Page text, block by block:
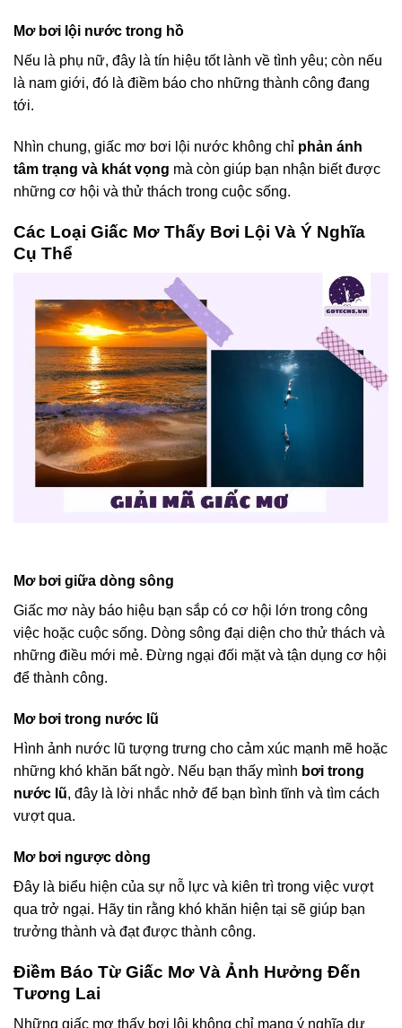
Mơ bơi lội nước trong hồ
Nếu là phụ nữ, đây là tín hiệu tốt lành về tình yêu; còn nếu
là nam giới, đó là điềm báo cho những thành công đang
tới.
Nhìn chung, giấc mơ bơi lội nước không chỉ phản ánh
tâm trạng và khát vọng mà còn giúp bạn nhận biết được
những cơ hội và thử thách trong cuộc sống.
Các Loại Giấc Mơ Thấy Bơi Lội Và Ý Nghĩa
Cụ Thể
Mơ bơi giữa dòng sông
Giấc mơ này báo hiệu bạn sắp có cơ hội lớn trong công
việc hoặc cuộc sống. Dòng sông đại diện cho thử thách và
những điều mới mẻ. Đừng ngại đối mặt và tận dụng cơ hội
để thành công.
Mơ bơi trong nước lũ
Hình ảnh nước lũ tượng trưng cho cảm xúc mạnh mẽ hoặc
những khó khăn bất ngờ. Nếu bạn thấy mình bơi trong
nước lũ, đây là lời nhắc nhở để bạn bình tĩnh và tìm cách
vượt qua.
Mơ bơi ngược dòng
Đây là biểu hiện của sự nỗ lực và kiên trì trong việc vượt
qua trở ngại. Hãy tin rằng khó khăn hiện tại sẽ giúp bạn
trưởng thành và đạt được thành công.
Điềm Báo Từ Giấc Mơ Và Ảnh Hưởng Đến
Tương Lai
Những giấc mơ thấy bơi lội không chỉ mang ý nghĩa dự